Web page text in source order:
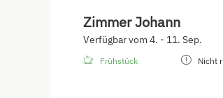
Zimmer Johann
Verfügbar vom 4. - 11. Sep.
Frühstück Nicht